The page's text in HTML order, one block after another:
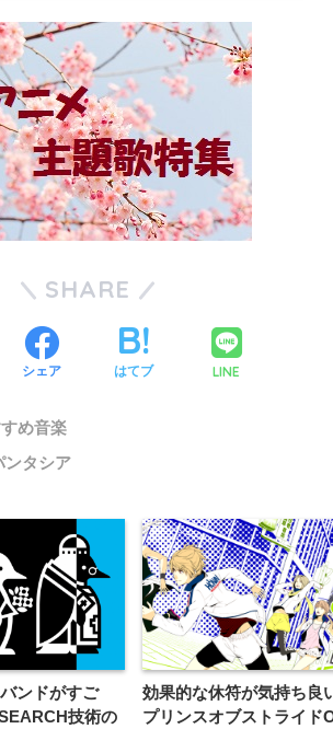
SHARE
シェア はてブ LINE
め音楽
ンタシア
ンドがすご
技術の
効果的な休符が気持ち良
プリンスオブストライド